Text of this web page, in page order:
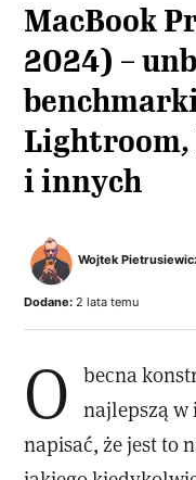
MacBook
2024) –
Lightroom,
i innych
Wojtek
Dodane: 2 lata temu
O
becna
najlepszą w
napisać, że jest to